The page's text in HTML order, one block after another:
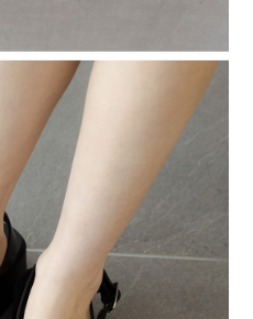
戶之使用額度並採取法律行動。